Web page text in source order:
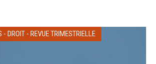
- DROIT - REVUE TRIMESTRIELLE